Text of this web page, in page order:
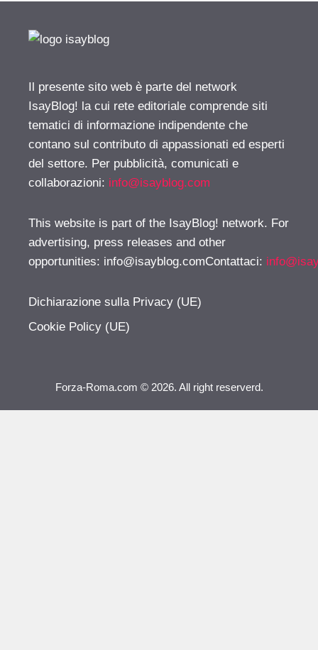
Il presente sito web è parte del network
IsayBlog! la cui rete editoriale comprende siti
tematici di informazione indipendente che
contano sul contributo di appassionati ed esperti
del settore. Per pubblicità, comunicati e
collaborazioni: info@isayblog.com
This website is part of the IsayBlog! network. For
advertising, press releases and other
opportunities: info@isayblog.comContattaci:
Dichiarazione sulla Privacy (UE)
Cookie Policy (UE)
Forza-Roma.com © 2026. All right reserverd.